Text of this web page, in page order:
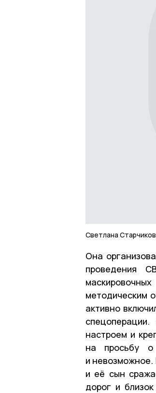
Светлана
Она
проведения
методическим
активно
настроем и
на просьбу
и
и её сын
дорог и